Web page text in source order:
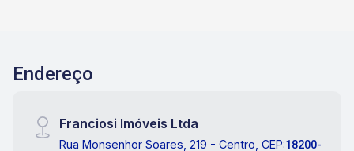
Endereço
Franciosi Imóveis Ltda
Rua Monsenhor Soares, 219 - Centro, CEP:18200-